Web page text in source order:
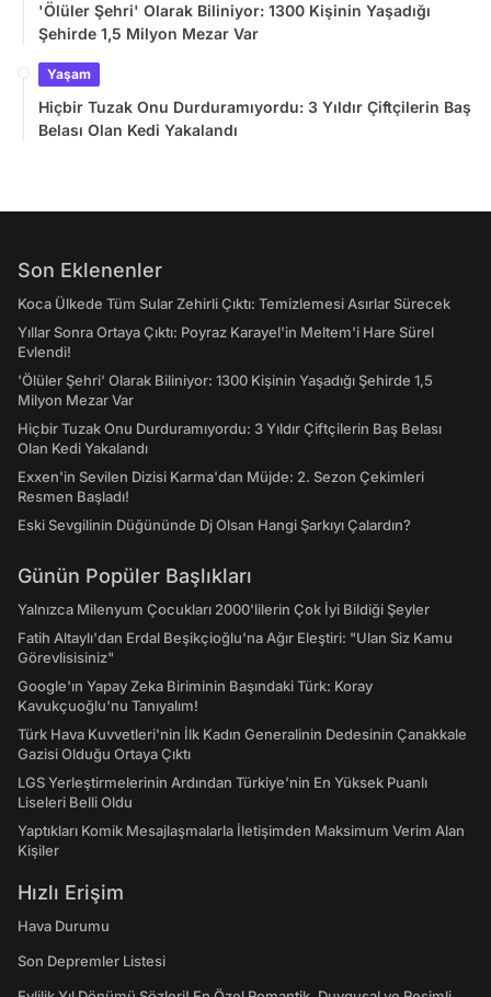
'Ölüler Şehri' Olarak Biliniyor: 1300 Kişinin Yaşadığı
Şehirde 1,5 Milyon Mezar Var
Yaşam
Hiçbir Tuzak Onu Durduramıyordu: 3 Yıldır Çiftçilerin Baş
Belası Olan Kedi Yakalandı
Son Eklenenler
Koca Ülkede Tüm Sular Zehirli Çıktı: Temizlemesi Asırlar Sürecek
Yıllar Sonra Ortaya Çıktı: Poyraz Karayel'in Meltem'i Hare Sürel
Evlendi!
'Ölüler Şehri' Olarak Biliniyor: 1300 Kişinin Yaşadığı Şehirde 1,5
Milyon Mezar Var
Hiçbir Tuzak Onu Durduramıyordu: 3 Yıldır Çiftçilerin Baş Belası
Olan Kedi Yakalandı
Exxen'in Sevilen Dizisi Karma'dan Müjde: 2. Sezon Çekimleri
Resmen Başladı!
Eski Sevgilinin Düğününde Dj Olsan Hangi Şarkıyı Çalardın?
Günün Popüler Başlıkları
Yalnızca Milenyum Çocukları 2000'lilerin Çok İyi Bildiği Şeyler
Fatih Altaylı'dan Erdal Beşikçioğlu'na Ağır Eleştiri: "Ulan Siz Kamu
Görevlisisiniz"
Google'ın Yapay Zeka Biriminin Başındaki Türk: Koray
Kavukçuoğlu'nu Tanıyalım!
Türk Hava Kuvvetleri'nin İlk Kadın Generalinin Dedesinin Çanakkale
Gazisi Olduğu Ortaya Çıktı
LGS Yerleştirmelerinin Ardından Türkiye'nin En Yüksek Puanlı
Liseleri Belli Oldu
Yaptıkları Komik Mesajlaşmalarla İletişimden Maksimum Verim Alan
Kişiler
Hızlı Erişim
Hava Durumu
Son Depremler Listesi